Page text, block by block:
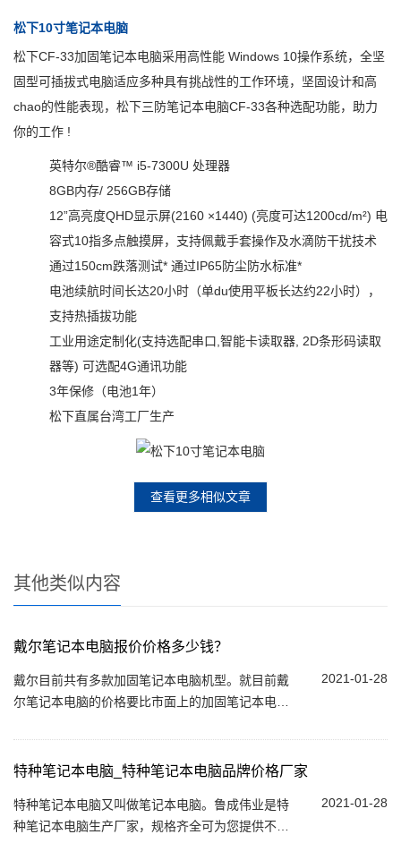
松下10寸笔记本电脑
松下CF-33加固笔记本电脑采用高性能 Windows 10操作系统，全坚
固型可插拔式电脑适应多种具有挑战性的工作环境，坚固设计和高
chao的性能表现，松下三防笔记本电脑CF-33各种选配功能，助力
你的工作 !
英特尔®酷睿™ i5-7300U 处理器
8GB内存/ 256GB存储
12”高亮度QHD显示屏(2160 ×1440) (亮度可达1200cd/m²) 电
容式10指多点触摸屏，支持佩戴手套操作及水滴防干扰技术
通过150cm跌落测试* 通过IP65防尘防水标准*
电池续航时间长达20小时（单du使用平板长达约22小时），
支持热插拔功能
工业用途定制化(支持选配串口,智能卡读取器, 2D条形码读取
器等) 可选配4G通讯功能
3年保修（电池1年）
松下直属台湾工厂生产
查看更多相似文章
其他类似内容
戴尔笔记本电脑报价价格多少钱？
2021-01-28
戴尔目前共有多款加固笔记本电脑机型。就目前戴
尔笔记本电脑的价格要比市面上的加固笔记本电脑
些功能...
特种笔记本电脑_特种笔记本电脑品牌价格厂家
2021-01-28
特种笔记本电脑又叫做笔记本电脑。鲁成伟业是特
种笔记本电脑生产厂家，规格齐全可为您提供不同